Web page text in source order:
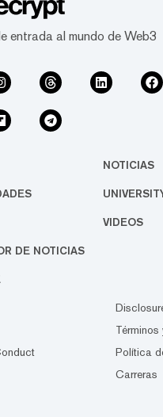
entrada al mundo de Web3
NOTICIAS
VIDEOS
DE NOTICIAS
Política
Carreras